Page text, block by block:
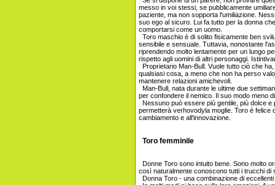
messo in voi stessi, se pubblicamente
paziente, ma non sopporta l'umiliazione.
suo ego al sicuro. Lui fa tutto per la donna
comportarsi come un uomo.
Toro maschio è di solito fisicamente ben
sensibile e sensuale. Tuttavia, nonostante
riprendendo molto lentamente per un lungo
rispetto agli uomini di altri personaggi.
Proprietario Man-Bull. Vuole tutto ciò che
qualsiasi cosa, a meno che non ha perso
mantenere relazioni amichevoli.
Man-Bull, nata durante le ultime due
per confondere il nemico. Il suo modo meno
Nessuno può essere più gentile, più dolce
permetterà verhovodyla moglie. Toro è felice
cambiamento e all'innovazione.
Toro femminile
Donne Toro sono intuito bene. Sono molto
così naturalmente conoscono tutti i trucchi di
Donna Toro - una combinazione di